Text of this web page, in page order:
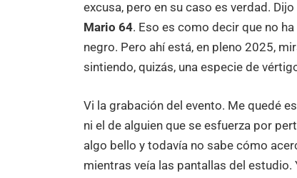
excusa, pero en su caso es verdad.
Mario 64. Eso es como decir que no
negro. Pero ahí está, en pleno 2025,
sintiendo, quizás, una especie de
Vi la grabación del evento. Me quedé
ni el de alguien que se esfuerza por
algo bello y todavía no sabe cómo
mientras veía las pantallas del estudio.